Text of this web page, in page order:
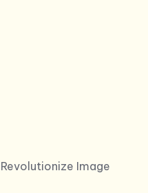
Image